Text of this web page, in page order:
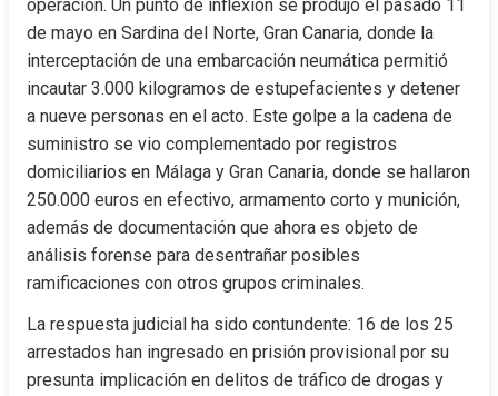
operación. Un punto de inflexión se produjo el pasado 11
de mayo en Sardina del Norte, Gran Canaria, donde la
interceptación de una embarcación neumática permitió
incautar 3.000 kilogramos de estupefacientes y detener
a nueve personas en el acto. Este golpe a la cadena de
suministro se vio complementado por registros
domiciliarios en Málaga y Gran Canaria, donde se hallaron
250.000 euros en efectivo, armamento corto y munición,
además de documentación que ahora es objeto de
análisis forense para desentrañar posibles
ramificaciones con otros grupos criminales.
La respuesta judicial ha sido contundente: 16 de los 25
arrestados han ingresado en prisión provisional por su
presunta implicación en delitos de tráfico de drogas y